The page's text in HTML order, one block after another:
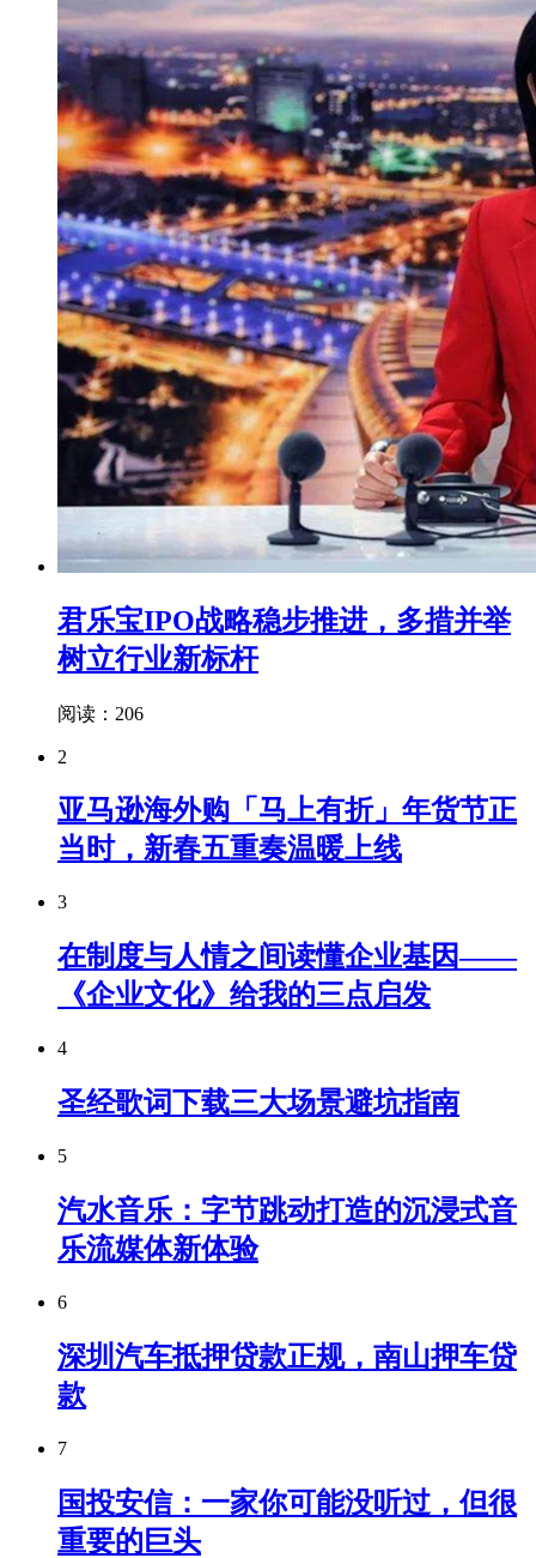
君乐宝IPO战略稳步推进，多措并举
树立行业新标杆
阅读：206
2
亚马逊海外购「马上有折」年货节正
当时，新春五重奏温暖上线
3
在制度与人情之间读懂企业基因——
《企业文化》给我的三点启发
4
圣经歌词下载三大场景避坑指南
5
汽水音乐：字节跳动打造的沉浸式音
乐流媒体新体验
6
深圳汽车抵押贷款正规，南山押车贷
款
7
国投安信：一家你可能没听过，但很
重要的巨头